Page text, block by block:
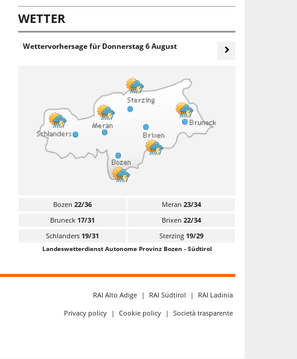
WETTER
Wettervorhersage fürDonnerstag 6 August
Bozen 22/36 Meran 23/34
Bruneck 17/31 Brixen 22/34
Schlanders 19/31 Sterzing 19/29
Landeswetterdienst Autonome Provinz Bozen - Südtirol
RAI Alto Adige | RAI Südtirol |
RAI Ladinia
Privacy policy | Cookie policy | Società trasparente